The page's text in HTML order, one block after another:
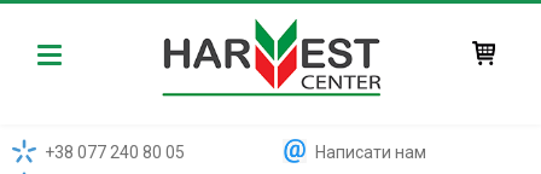
Harvest
+38 077 240 80 05
Написати нам